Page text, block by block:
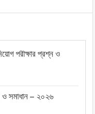
পরীক্ষার প্রশ্ন ও
ও সমাধান – ২০২৬